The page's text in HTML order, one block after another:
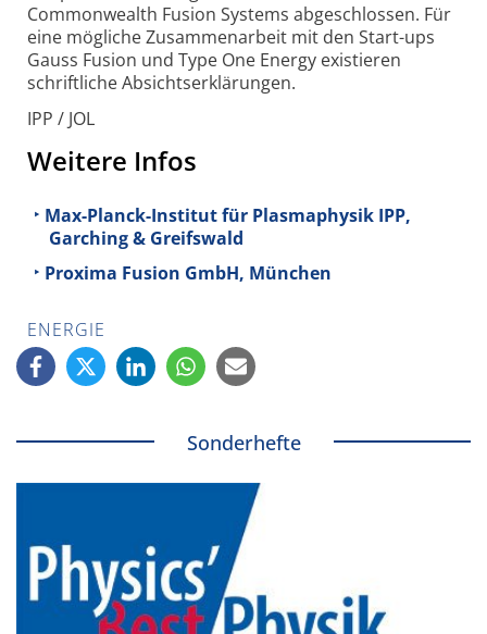
Commonwealth Fusion Systems abgeschlossen. Für
eine mögliche Zusammen­arbeit mit den Start-ups
Gauss Fusion und Type One Energy existieren
schriftliche Absichts­erklärungen.
IPP / JOL
Weitere Infos
Max-Planck-Institut für Plasmaphysik IPP,
Garching & Greifswald
Proxima Fusion GmbH, München
ENERGIE
Sonderhefte